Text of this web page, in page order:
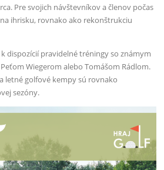
Pre svojich návštevníkov a členov počas
ihrisku, rovnako ako rekonštrukciu
dispozícií pravidelné tréningy so známym
Wiegerom alebo Tomášom Rádlom.
letné golfové kempy sú rovnako
sezóny.